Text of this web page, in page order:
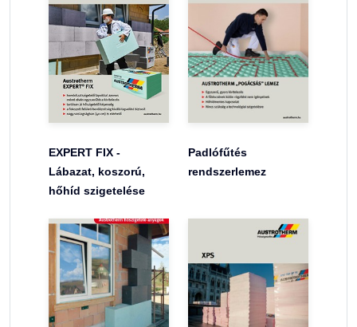
EXPERT FIX -
Lábazat, koszorú,
hőhíd szigetelése
Padlófűtés
rendszerlemez